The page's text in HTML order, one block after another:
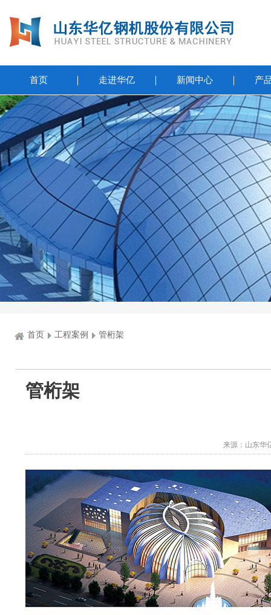
首页 走进华亿 新闻中心 产
首页 工程案例 管桁架
管桁架
来源：山东华